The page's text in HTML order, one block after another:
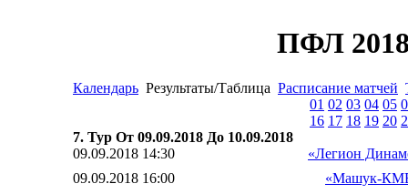
ПФЛ
Календарь Результаты/Таблица Расписание матчей
01 02 03 04 05
16 17 18 19 20
7. Тур От 09.09.2018 До 10.09.2018
09.09.2018 14:30
«Легион
09.09.2018 16:00
«Машук-